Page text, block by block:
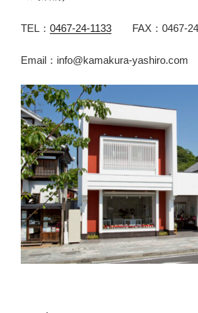
TEL： 0467-24-1133 FAX：0467-
Email：info@kamakura-yashiro.com